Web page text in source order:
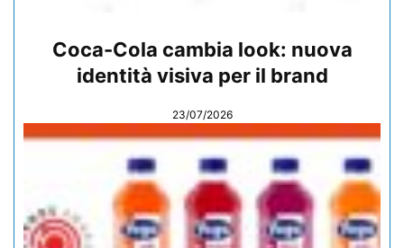
Coca-Cola cambia look: nuova
identità visiva per il brand
23/07/2026